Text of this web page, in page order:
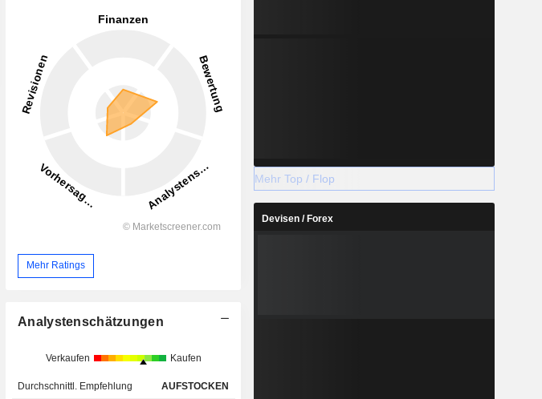
Mehr Ratings
Analystenschätzungen
Verkaufen Kaufen
Durchschnittl. Empfehlung AUFSTOCKEN
Mehr Top / Flop
Devisen / Forex